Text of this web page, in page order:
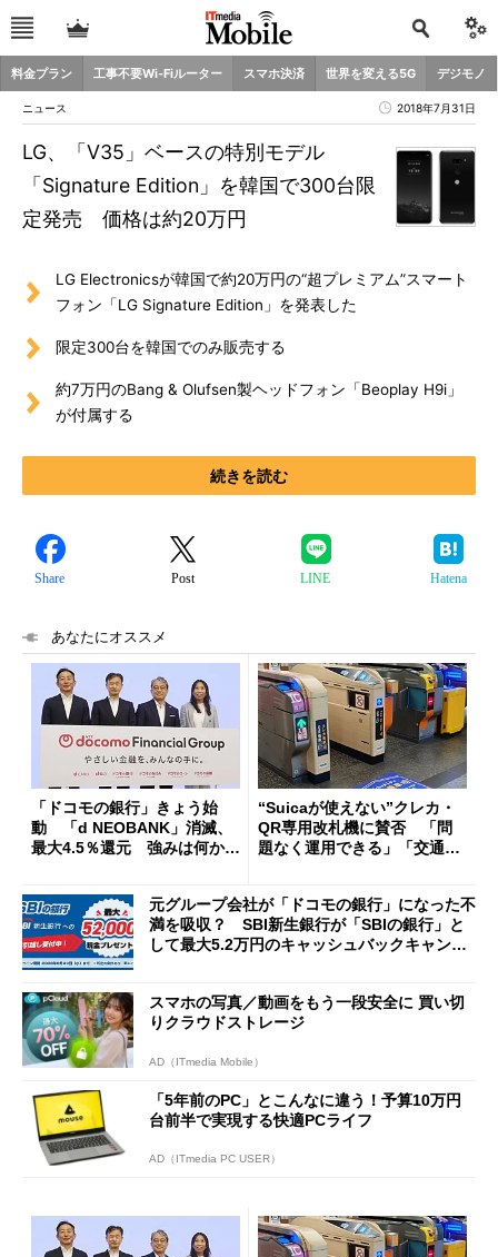
料金プラン 工事不要Wi-Fiルーター スマホ決済 世界を変える5G デジモノ
ニュース 2018年7月31日
LG、「V35」ベースの特別モデル
「Signature Edition」を韓国で300台限
定発売 価格は約20万円
LG Electronicsが韓国で約20万円の“超プレミアム”スマート
フォン「LG Signature Edition」を発表した
限定300台を韓国でのみ販売する
約7万円のBang & Olufsen製ヘッドフォン「Beoplay H9i」
が付属する
続きを読む
Share Post LINE Hatena
あなたにオススメ
「ドコモの銀行」きょう始
動 「d NEOBANK」消滅、
最大4.5％還元 強みは何か解
“Suicaが使えない”クレカ・
QR専用改札機に賛否 「問
題なく運用できる」「交通系I
元グループ会社が「ドコモの銀行」になった不
満を吸収？ SBI新生銀行が「SBIの銀行」と
して最大5.2万円のキャッシュバックキャンペ
スマホの写真／動画をもう一段安全に 買い切
りクラウドストレージ
AD（ITmedia Mobile）
「5年前のPC」とこんなに違う！予算10万円
台前半で実現する快適PCライフ
AD（ITmedia PC USER）